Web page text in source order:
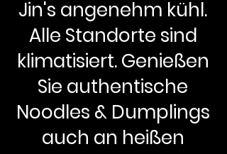
Jin's angenehm kühl.
Alle Standorte sind
klimatisiert. Genießen
Sie authentische
Noodles & Dumplings
auch an heißen